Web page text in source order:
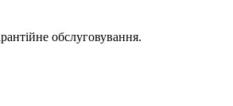
обслуговування.